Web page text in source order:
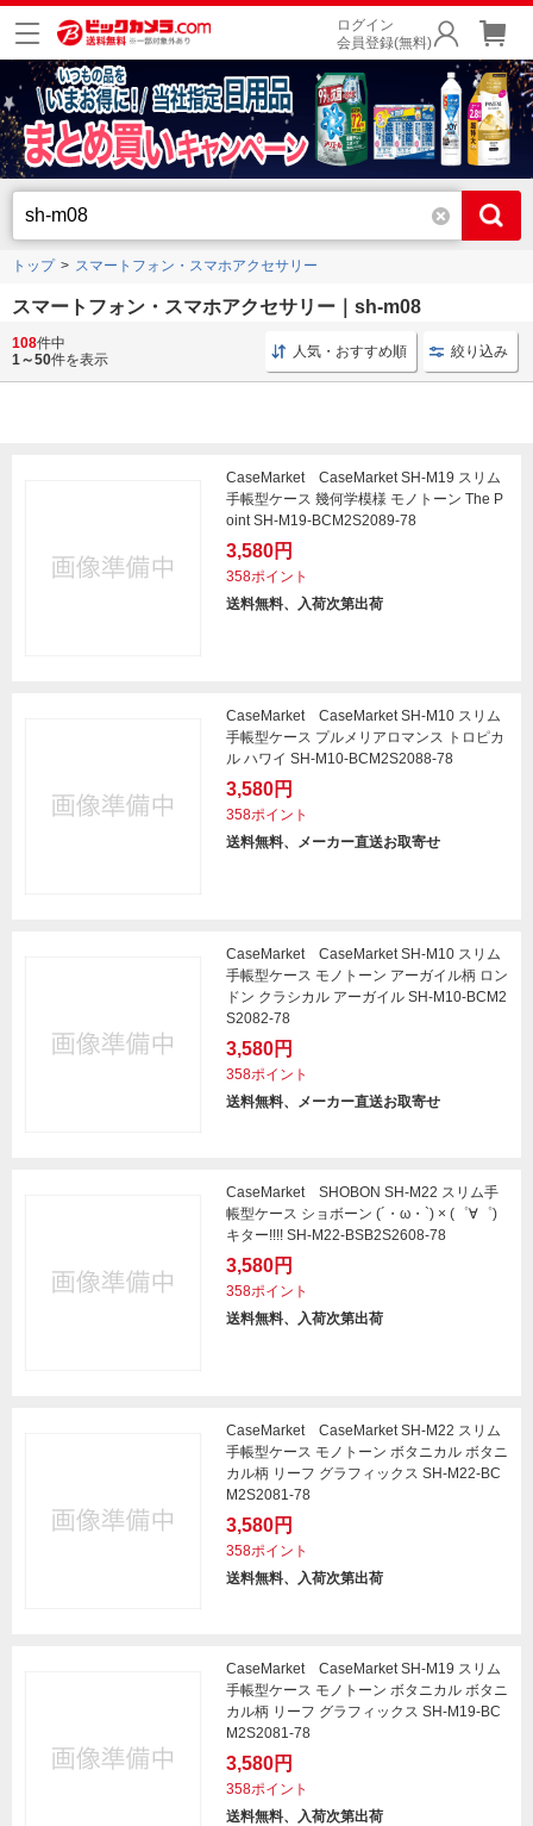
ログイン
会員登録(無料)
トップ スマートフォン・スマホアクセサリー
スマートフォン・スマホアクセサリー｜sh-m08
手帳型 おしゃれ 手帳型 Android ダイアリー おしゃ
108件中
1～50件を表示 人気・おすすめ順 絞り込み
CaseMarket CaseMarket SH-M19 スリム
手帳型ケース 幾何学模様 モノトーン The P
oint SH-M19-BCM2S2089-78
3,580円
358ポイント
送料無料、入荷次第出荷
CaseMarket CaseMarket SH-M10 スリム
手帳型ケース プルメリアロマンス トロピカ
ル ハワイ SH-M10-BCM2S2088-78
3,580円
358ポイント
送料無料、メーカー直送お取寄せ
CaseMarket CaseMarket SH-M10 スリム
手帳型ケース モノトーン アーガイル柄 ロン
ドン クラシカル アーガイル SH-M10-BCM2
S2082-78
3,580円
358ポイント
送料無料、メーカー直送お取寄せ
CaseMarket SHOBON SH-M22 スリム手
帳型ケース ショボーン (´・ω・`) × (゜∀゜)
キター!!!! SH-M22-BSB2S2608-78
3,580円
358ポイント
送料無料、入荷次第出荷
CaseMarket CaseMarket SH-M22 スリム
手帳型ケース モノトーン ボタニカル ボタニ
カル柄 リーフ グラフィックス SH-M22-BC
M2S2081-78
3,580円
358ポイント
送料無料、入荷次第出荷
CaseMarket CaseMarket SH-M19 スリム
手帳型ケース モノトーン ボタニカル ボタニ
カル柄 リーフ グラフィックス SH-M19-BC
M2S2081-78
3,580円
358ポイント
送料無料、入荷次第出荷